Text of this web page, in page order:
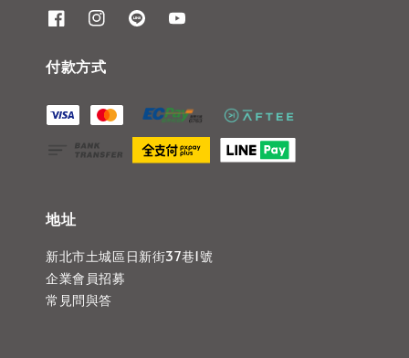
付款方式
地址
新北市土城區日新街37巷1號
企業會員招募
常見問與答